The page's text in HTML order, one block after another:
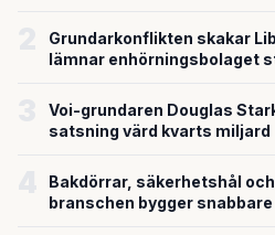
Grundarkonflikten skakar
lämnar enhörningsbolaget
Voi-grundaren Douglas
satsning värd kvarts miljard
Bakdörrar, säkerhetshål
branschen bygger